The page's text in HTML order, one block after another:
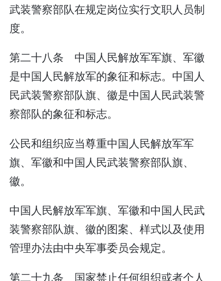
武装警察部队在规定岗位实行文职人员制
度。
第二十八条 中国人民解放军军旗、军徽
是中国人民解放军的象征和标志。中国人
民武装警察部队旗、徽是中国人民武装警
察部队的象征和标志。
公民和组织应当尊重中国人民解放军军
旗、军徽和中国人民武装警察部队旗、
徽。
中国人民解放军军旗、军徽和中国人民武
装警察部队旗、徽的图案、样式以及使用
管理办法由中央军事委员会规定。
第二十九条 国家禁止任何组织或者个人